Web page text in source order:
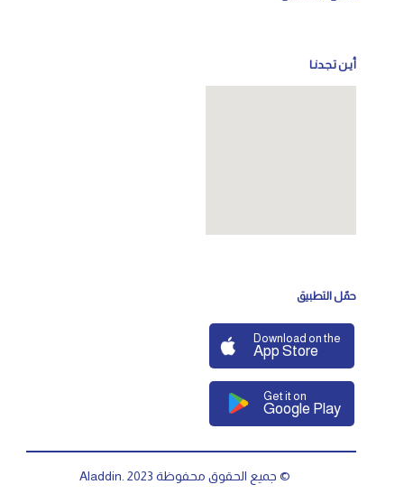
أيـن تـجـدنـا
حمّل التطبيق
Download on the
App Store
Get it on
Google Play
© جميع الحقوق محفوظة Aladdin. 2023